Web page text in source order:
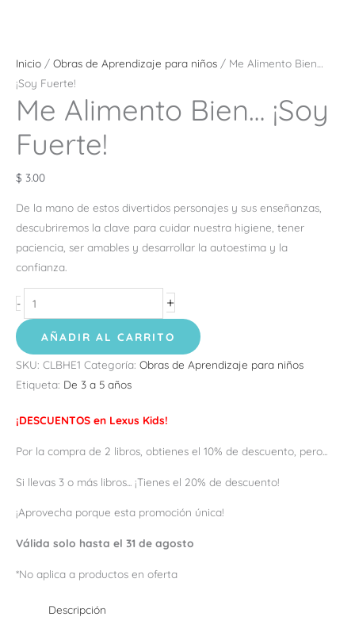
Inicio / Obras de Aprendizaje para niños / Me Alimento Bien…
¡Soy Fuerte!
Me Alimento Bien… ¡Soy
Fuerte!
$ 3.00
De la mano de estos divertidos personajes y sus enseñanzas,
descubriremos la clave para cuidar nuestra higiene, tener
paciencia, ser amables y desarrollar la autoestima y la
confianza.
- +
AÑADIR AL CARRITO
SKU: CLBHE1 Categoría: Obras de Aprendizaje para niños
Etiqueta: De 3 a 5 años
¡DESCUENTOS en Lexus Kids!
Por la compra de 2 libros, obtienes el 10% de descuento, pero...
Si llevas 3 o más libros... ¡Tienes el 20% de descuento!
¡Aprovecha porque esta promoción única!
Válida solo hasta el 31 de agosto
*No aplica a productos en oferta
Descripción